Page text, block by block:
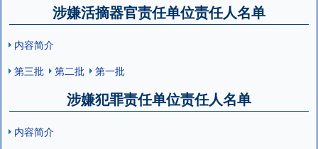
涉嫌活摘器官责任单位责任人名单
内容简介
第三批
第二批 第一批
涉嫌犯罪责任单位责任人名单
内容简介